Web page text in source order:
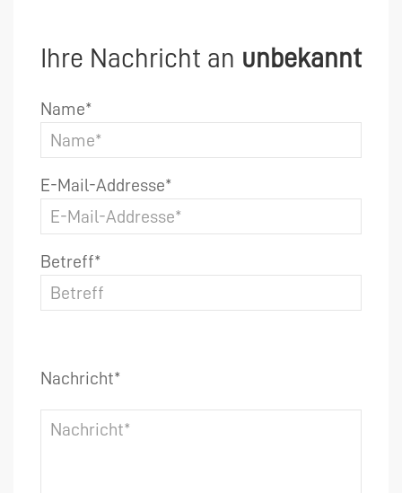
Ihre Nachricht an unbekannt
Name*
E-Mail-Addresse*
Betreff*
Nachricht*